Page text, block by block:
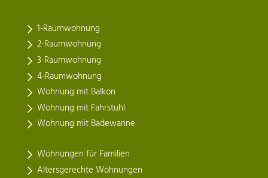
1-Raumwohnung
2-Raumwohnung
3-Raumwohnung
4-Raumwohnung
Wohnung mit Balkon
Wohnung mit Fahrstuhl
Wohnung mit Badewanne
Wohnungen für Familien
Altersgerechte Wohnungen